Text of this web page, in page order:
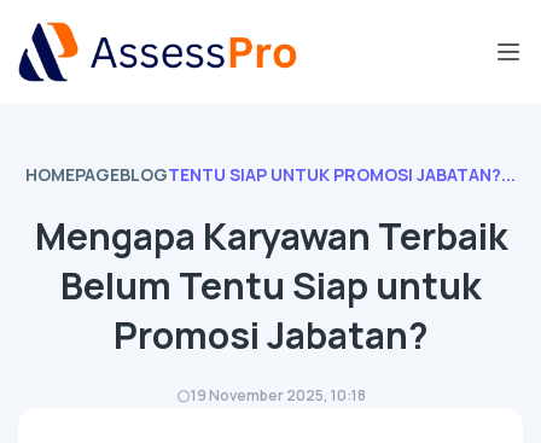
HOMEPAGEBLOGTENTU SIAP UNTUK PROMOSI JABATAN?...
Mengapa Karyawan Terbaik
Belum Tentu Siap untuk
Promosi Jabatan?
19 November 2025, 10:18